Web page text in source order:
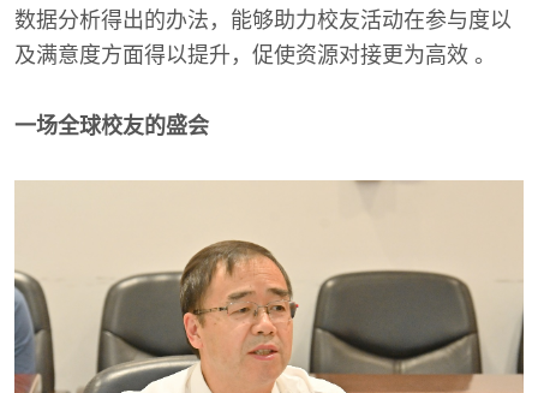
数据分析得出的办法，能够助力校友活动在参与度以
及满意度方面得以提升，促使资源对接更为高效 。
一场全球校友的盛会